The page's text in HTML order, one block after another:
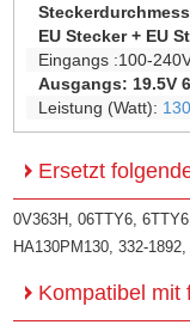
EU Stecker + EU
Eingangs :100-
Ausgangs: 19.5V
Leistung (Watt):
Ersetzt
0V363H, 06TTY6,
HA130PM130, 332-
Kompatibel mit